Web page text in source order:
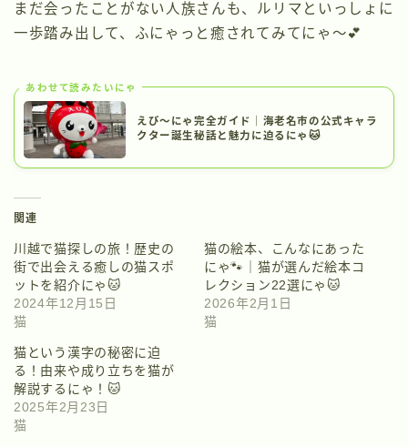
まだ会ったことがない人族さんも、ルリマといっしょに
一歩踏み出して、ふにゃっと癒されてみてにゃ〜💕
あわせて読みたいにゃ
えび～にゃ完全ガイド｜海老名市の公式キャラ
クター誕生秘話と魅力に迫るにゃ🐱
関連
川越で猫探しの旅！歴史の
街で出会える癒しの猫スポ
ットを紹介にゃ🐱
2024年12月15日
猫
猫の絵本、こんなにあった
にゃ🐾｜猫が選んだ絵本コ
レクション22選にゃ🐱
2026年2月1日
猫
猫という漢字の秘密に迫
る！由来や成り立ちを猫が
解説するにゃ！🐱
2025年2月23日
猫